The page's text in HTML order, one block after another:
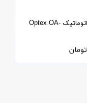
چشمی درب اتوماتیک Optex OA-
تومان